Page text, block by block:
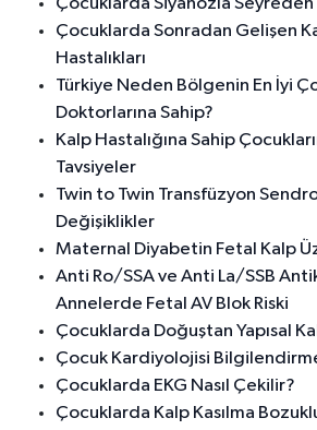
Çocuklarda Siyanozla Seyreden
Çocuklarda Sonradan Gelişen
Hastalıkları
Türkiye Neden Bölgenin En İyi
Doktorlarına Sahip?
Kalp Hastalığına Sahip
Tavsiyeler
Twin to Twin Transfüzyon
Değişiklikler
Maternal Diyabetin Fetal Kalp
Anti Ro/SSA ve Anti La/SSB
Annelerde Fetal AV Blok Riski
Çocuklarda Doğuştan Yapısal
Çocuk Kardiyolojisi
Çocuklarda EKG Nasıl Çekilir?
Çocuklarda Kalp Kasılma